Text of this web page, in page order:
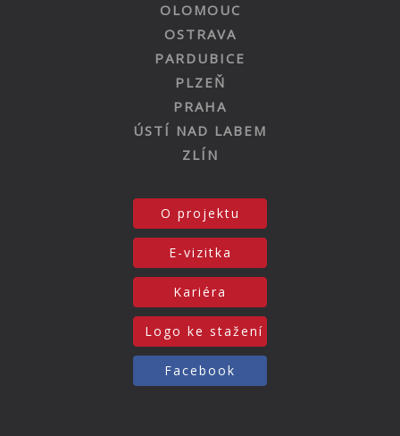
OLOMOUC
OSTRAVA
PARDUBICE
PLZEŇ
PRAHA
ÚSTÍ NAD LABEM
ZLÍN
O projektu
E-vizitka
Kariéra
Logo ke stažení
Facebook